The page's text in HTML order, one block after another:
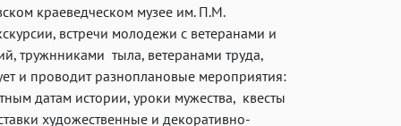
краеведческом музее им. П.М.
встречи молодежи с ветеранами и
тружнниками тыла, ветеранами труда,
и проводит разноплановые мероприятия:
датам истории, уроки мужества, квесты
художественные и декоративно-